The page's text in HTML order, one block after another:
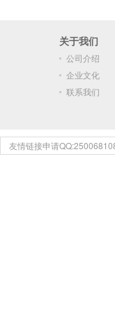
关于我们
公司介绍
企业文化
联系我们
友情链接申请